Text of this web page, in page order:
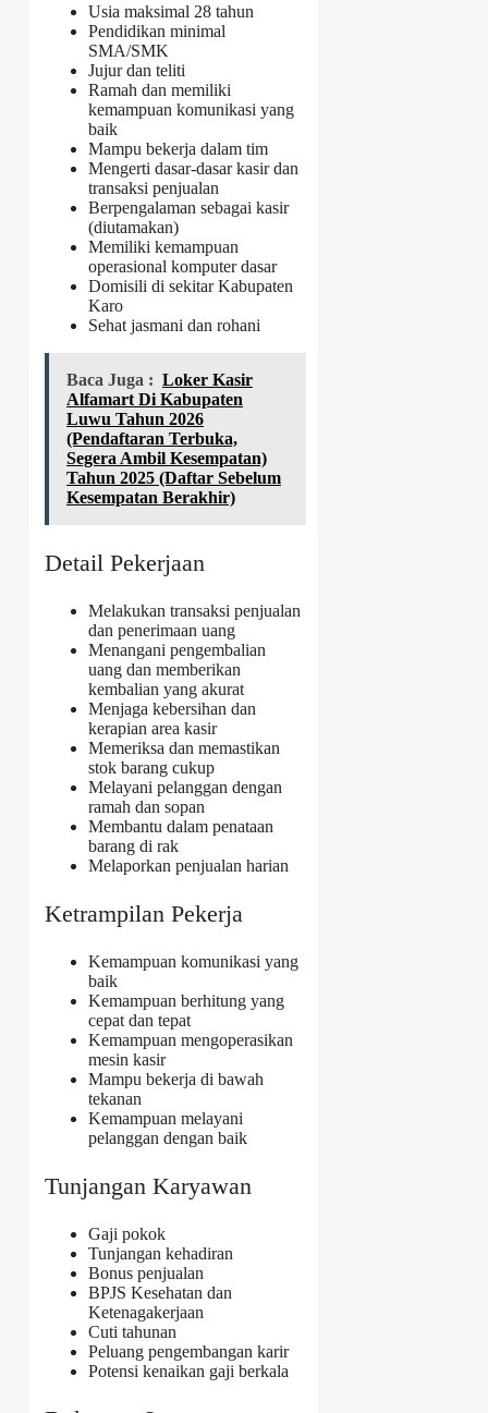
Usia maksimal 28 tahun
Pendidikan minimal
SMA/SMK
Jujur dan teliti
Ramah dan memiliki
kemampuan komunikasi yang
baik
Mampu bekerja dalam tim
Mengerti dasar-dasar kasir dan
transaksi penjualan
Berpengalaman sebagai kasir
(diutamakan)
Memiliki kemampuan
operasional komputer dasar
Domisili di sekitar Kabupaten
Karo
Sehat jasmani dan rohani
Baca Juga : Loker Kasir
Alfamart Di Kabupaten
Luwu Tahun 2026
(Pendaftaran Terbuka,
Segera Ambil Kesempatan)
Tahun 2025 (Daftar Sebelum
Kesempatan Berakhir)
Detail Pekerjaan
Melakukan transaksi penjualan
dan penerimaan uang
Menangani pengembalian
uang dan memberikan
kembalian yang akurat
Menjaga kebersihan dan
kerapian area kasir
Memeriksa dan memastikan
stok barang cukup
Melayani pelanggan dengan
ramah dan sopan
Membantu dalam penataan
barang di rak
Melaporkan penjualan harian
Ketrampilan Pekerja
Kemampuan komunikasi yang
baik
Kemampuan berhitung yang
cepat dan tepat
Kemampuan mengoperasikan
mesin kasir
Mampu bekerja di bawah
tekanan
Kemampuan melayani
pelanggan dengan baik
Tunjangan Karyawan
Gaji pokok
Tunjangan kehadiran
Bonus penjualan
BPJS Kesehatan dan
Ketenagakerjaan
Cuti tahunan
Peluang pengembangan karir
Potensi kenaikan gaji berkala